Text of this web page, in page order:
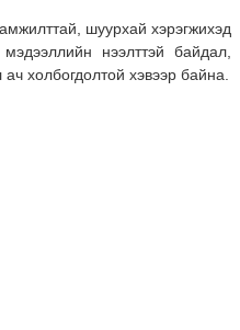
шуурхай хэрэгжихэд
нээлттэй байдал,
холбогдолтой хэвээр байна.